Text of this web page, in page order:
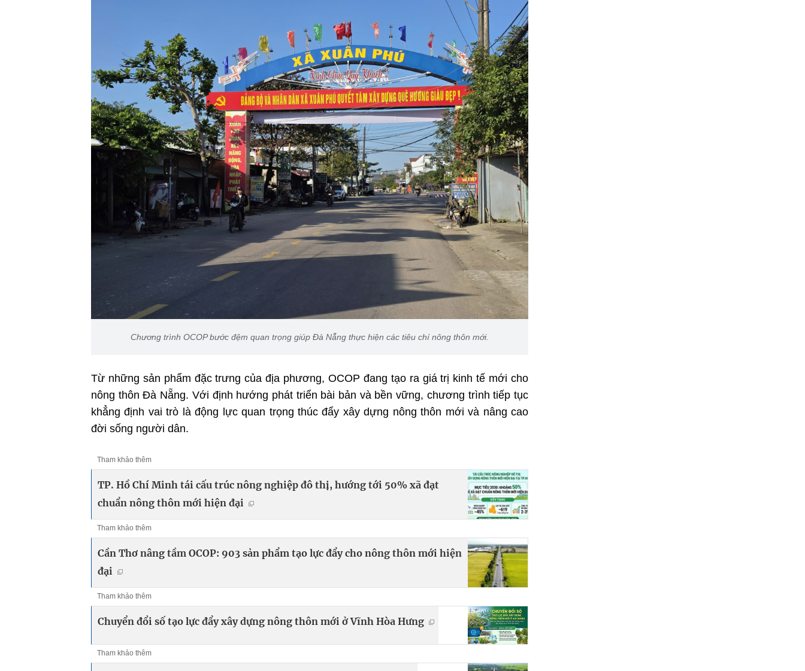
Chương trình OCOP bước đệm quan trọng giúp Đà Nẵng thực hiện các tiêu chí nông thôn mới.
Từ những sản phẩm đặc trưng của địa phương, OCOP đang tạo ra giá trị kinh tế mới cho
nông thôn Đà Nẵng. Với định hướng phát triển bài bản và bền vững, chương trình tiếp tục
khẳng định vai trò là động lực quan trọng thúc đẩy xây dựng nông thôn mới và nâng cao
đời sống người dân.
Tham khảo thêm
TP. Hồ Chí Minh tái cấu trúc nông nghiệp đô thị, hướng tới 50% xã đạt
chuẩn nông thôn mới hiện đại
Tham khảo thêm
Cần Thơ nâng tầm OCOP: 903 sản phẩm tạo lực đẩy cho nông thôn mới hiện
đại
Tham khảo thêm
Chuyển đổi số tạo lực đẩy xây dựng nông thôn mới ở Vĩnh Hòa Hưng
Tham khảo thêm